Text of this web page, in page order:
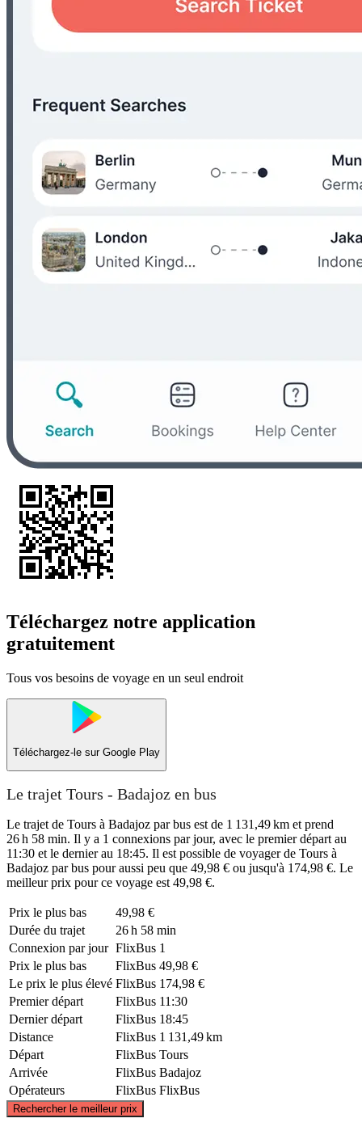
Téléchargez notre application
gratuitement
Tous vos besoins de voyage en un seul endroit
Téléchargez-le sur Google Play
Le trajet Tours - Badajoz en bus
Le trajet de Tours à Badajoz par bus est de 1 131,49 km et prend
26 h 58 min. Il y a 1 connexions par jour, avec le premier départ au
11:30 et le dernier au 18:45. Il est possible de voyager de Tours à
Badajoz par bus pour aussi peu que 49,98 € ou jusqu'à 174,98 €. Le
meilleur prix pour ce voyage est 49,98 €.
Prix ​​le plus bas
49,98 €
Durée du trajet
26 h 58 min
Connexion par jour FlixBus 1
Prix ​​le plus bas
FlixBus 49,98 €
Le prix le plus élevé FlixBus 174,98 €
Premier départ
FlixBus 11:30
Dernier départ
FlixBus 18:45
Distance
FlixBus 1 131,49 km
Départ
FlixBus Tours
Arrivée
FlixBus Badajoz
Opérateurs
FlixBus FlixBus
Rechercher le meilleur prix
©CARTO